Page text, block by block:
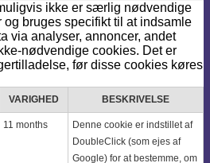
ikke er særlig nødvendige
og bruges specifikt til at indsamle
via analyser, annoncer, andet
nødvendige cookies. Det er
før disse cookies køres
VARIGHED BESKRIVELSE
11 months
Denne cookie er indstillet af
DoubleClick (som ejes af
Google) for at bestemme, om